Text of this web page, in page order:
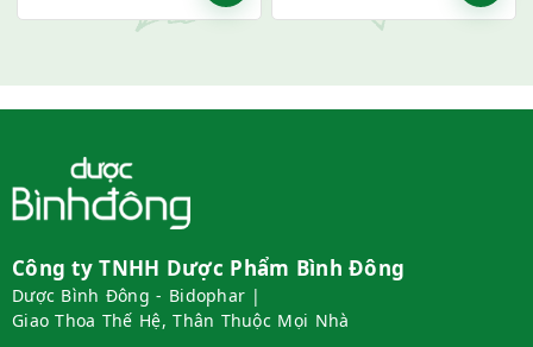
Công ty TNHH Dược Phẩm Bình Đông
Dược Bình Đông - Bidophar |
Giao Thoa Thế Hệ, Thân Thuộc Mọi Nhà